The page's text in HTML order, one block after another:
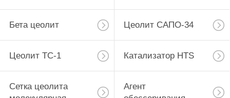
Бета цеолит Цеолит САПО-34
Цеолит ТС-1 Катализатор HTS
Сетка цеолита
Агент